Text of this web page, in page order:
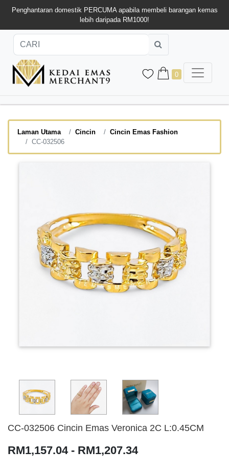
Penghantaran domestik PERCUMA apabila membeli barangan kemas
lebih daripada RM1000!
0
Laman Utama Cincin
Cincin Emas Fashion
CC-032506
CC-032506 Cincin Emas Veronica 2C L:0.45CM
RM1,157.04 - RM1,207.34